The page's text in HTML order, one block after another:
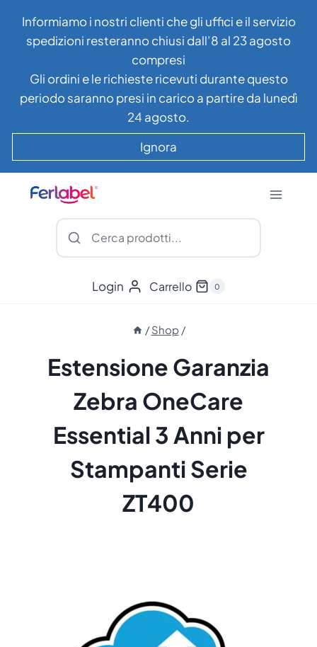
contenuto
Informiamo i nostri clienti che gli uffici e il servizio
spedizioni resteranno chiusi dall’8 al 23 agosto
compresi
Gli ordini e le richieste ricevuti durante questo
periodo saranno presi in carico a partire da lunedì
24 agosto.
Ignora
Login Carrello 0
/ Shop /
Estensione Garanzia
Zebra OneCare
Essential 3 Anni per
Stampanti Serie
ZT400